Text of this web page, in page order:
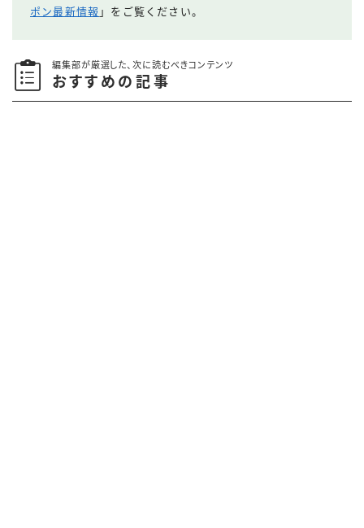
ポン最新情報 」をご覧ください。
編集部が厳選した、次に読むべきコンテンツ
おすすめの記事